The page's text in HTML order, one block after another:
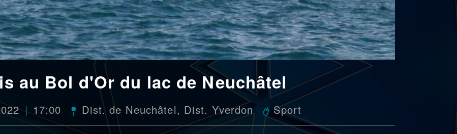
au Bol d'Or du lac de Neuchâtel
17:00 Dist. de Neuchâtel, Dist. Yverdon Sport